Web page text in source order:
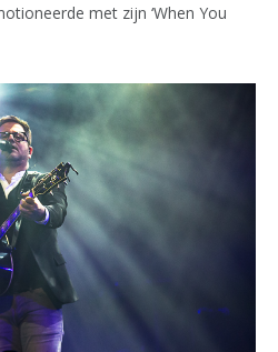
met zijn ‘When You